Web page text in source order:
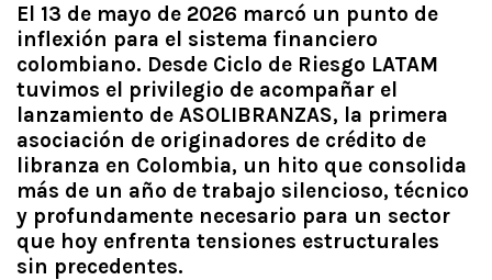
El 13 de mayo de 2026 marcó un punto de
inflexión para el sistema financiero
colombiano. Desde Ciclo de Riesgo LATAM
tuvimos el privilegio de acompañar el
lanzamiento de ASOLIBRANZAS, la primera
asociación de originadores de crédito de
libranza en Colombia, un hito que consolida
más de un año de trabajo silencioso, técnico
y profundamente necesario para un sector
que hoy enfrenta tensiones estructurales
sin precedentes.